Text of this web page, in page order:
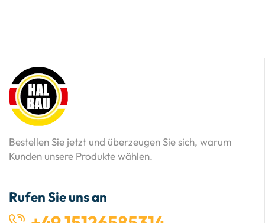
Bestellen Sie jetzt und überzeugen Sie sich, warum
Kunden unsere Produkte wählen.
Rufen Sie uns an